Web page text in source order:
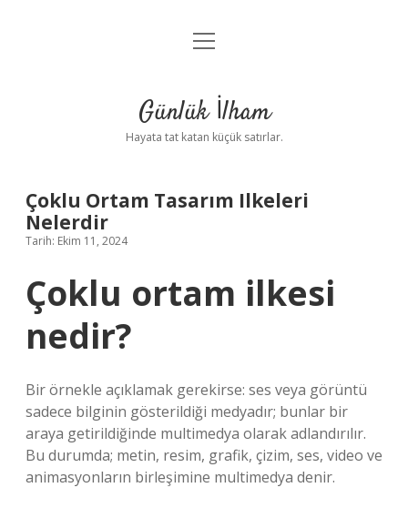
Anasayfa
Yasal Uyarı
menüyü
Günlük İlham
Hayata tat katan küçük satırlar.
Çoklu Ortam Tasarım Ilkeleri
Nelerdir
Tarih: Ekim 11, 2024
Çoklu ortam ilkesi
nedir?
Bir örnekle açıklamak gerekirse: ses veya görüntü
sadece bilginin gösterildiği medyadır; bunlar bir
araya getirildiğinde multimedya olarak adlandırılır.
Bu durumda; metin, resim, grafik, çizim, ses, video ve
animasyonların birleşimine multimedya denir.